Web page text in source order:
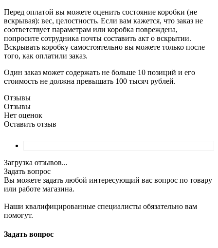
Перед оплатой вы можете оценить состояние коробки (не
вскрывая): вес, целостность. Если вам кажется, что заказ не
соответствует параметрам или коробка повреждена,
попросите сотрудника почты составить акт о вскрытии.
Вскрывать коробку самостоятельно вы можете только после
того, как оплатили заказ.
Один заказ может содержать не больше 10 позиций и его
стоимость не должна превышать 100 тысяч рублей.
Отзывы
Отзывы
Нет оценок
Оставить отзыв
Загрузка отзывов...
Задать вопрос
Вы можете задать любой интересующий вас вопрос по товару
или работе магазина.
Наши квалифицированные специалисты обязательно вам
помогут.
Задать вопрос